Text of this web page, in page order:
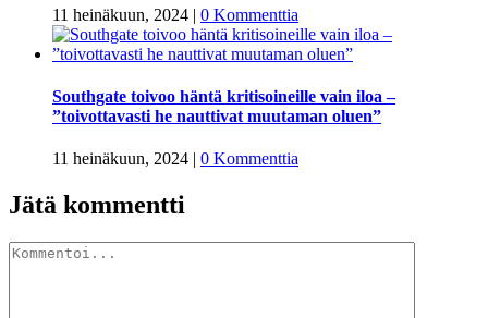
11 heinäkuun, 2024 | 0 Kommenttia
Southgate toivoo häntä kritisoineille vain iloa –
”toivottavasti he nauttivat muutaman oluen”
11 heinäkuun, 2024 | 0 Kommenttia
Jätä kommentti
Kommentti